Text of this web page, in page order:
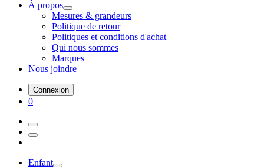
À propos
Mesures & grandeurs
Politique de retour
Politiques et conditions d'achat
Qui nous sommes
Marques
Nous joindre
Connexion
0
Enfant